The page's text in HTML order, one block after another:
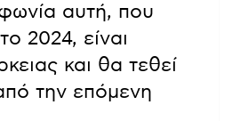
αυτή, που
2024, είναι
και θα τεθεί
την επόμενη